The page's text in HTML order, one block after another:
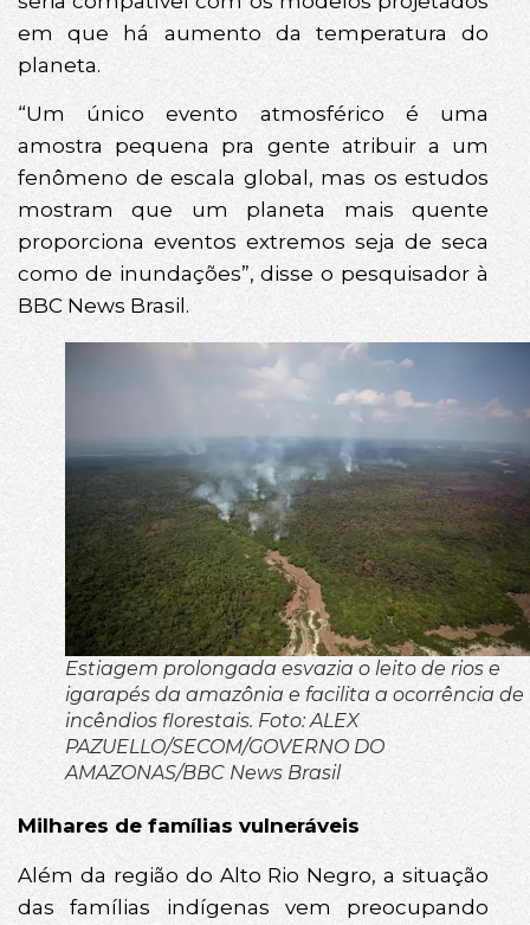
em que há aumento da temperatura do
planeta.
“Um único evento atmosférico é uma
amostra pequena pra gente atribuir a um
fenômeno de escala global, mas os estudos
mostram que um planeta mais quente
proporciona eventos extremos seja de seca
como de inundações”, disse o pesquisador à
BBC News Brasil.
Estiagem prolongada esvazia o leito de rios e
igarapés da amazônia e facilita a ocorrência de
incêndios florestais. Foto: ALEX
PAZUELLO/SECOM/GOVERNO DO
AMAZONAS/BBC News Brasil
Milhares de famílias vulneráveis
Além da região do Alto Rio Negro, a situação
das famílias indígenas vem preocupando